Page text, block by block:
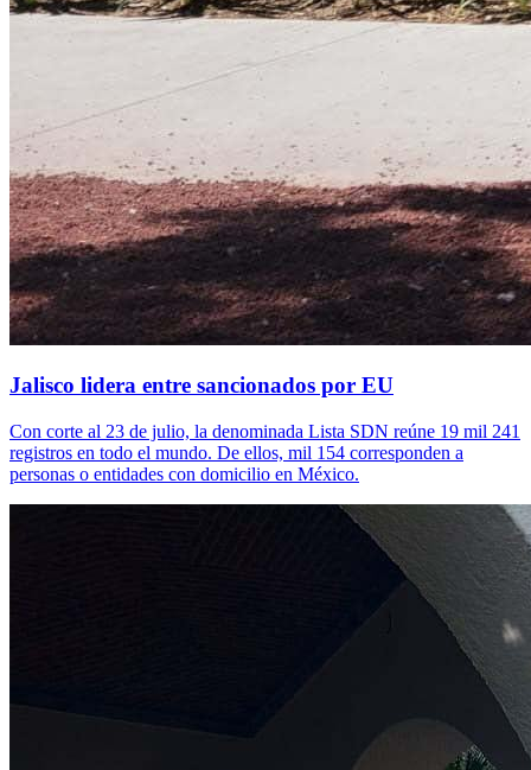
Jalisco lidera entre sancionados por EU
Con corte al 23 de julio, la denominada Lista SDN reúne 19 mil 241
registros en todo el mundo. De ellos, mil 154 corresponden a
personas o entidades con domicilio en México.